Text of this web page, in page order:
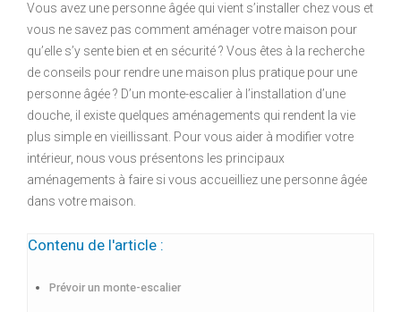
Vous avez une personne âgée qui vient s’installer chez vous et
vous ne savez pas comment aménager votre maison pour
qu’elle s’y sente bien et en sécurité ? Vous êtes à la recherche
de conseils pour rendre une maison plus pratique pour une
personne âgée ? D’un monte-escalier à l’installation d’une
douche, il existe quelques aménagements qui rendent la vie
plus simple en vieillissant. Pour vous aider à modifier votre
intérieur, nous vous présentons les principaux
aménagements à faire si vous accueilliez une personne âgée
dans votre maison.
Contenu de l'article :
Prévoir un monte-escalier